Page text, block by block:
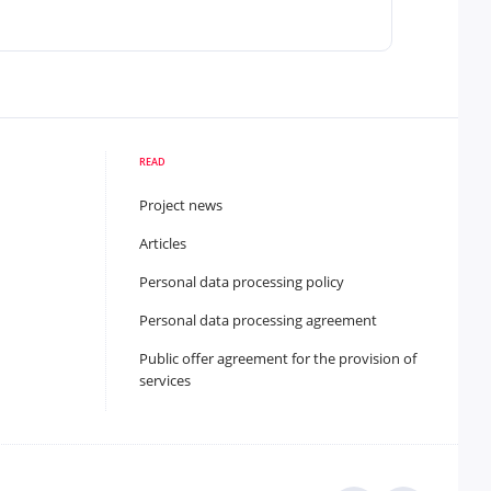
READ
Project news
Articles
Personal data processing policy
Personal data processing agreement
Public offer agreement for the provision of
services